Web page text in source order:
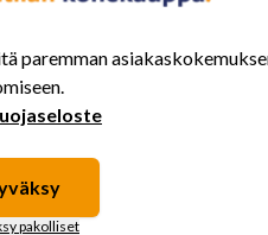
paremman
pakolliset